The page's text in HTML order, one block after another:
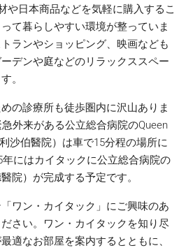
や日本商品などを気軽に購入するこ
て暮らしやすい環境が整っていま
ランやショッピング、映画なども
デンや庭などのリラックススペー
。
の診療所も徒歩圏内に沢山ありま
外来がある公立総合病院のQueen
沙伯醫院）は車で15分程の場所に
にはカイタックに公立総合病院の
院）が完成する予定です。
ワン・カイタック」にご興味のあ
さい。ワン・カイタックを知り尽
適なお部屋を案内するとともに、